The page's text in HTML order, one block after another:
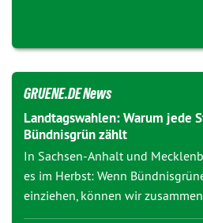
GRUENE.DE News
Landtagswahlen: Warum jede
Bündnisgrün zählt
In Sachsen-Anhalt und
es im Herbst: Wenn
einziehen, können wir